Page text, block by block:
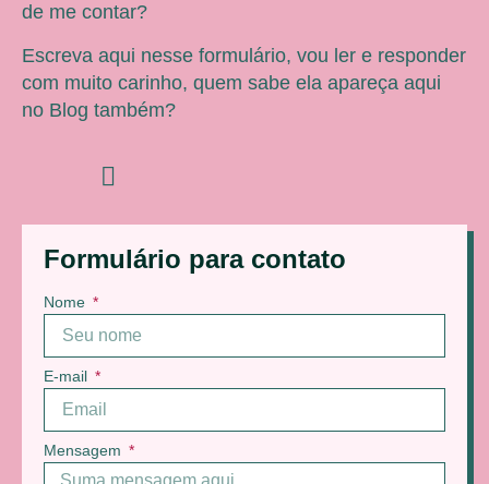
Formulário para contato
Nome
E-mail
Mensagem
de me contar?
Escreva aqui nesse formulário, vou ler e responder
com muito carinho, quem sabe ela apareça aqui
no Blog também?